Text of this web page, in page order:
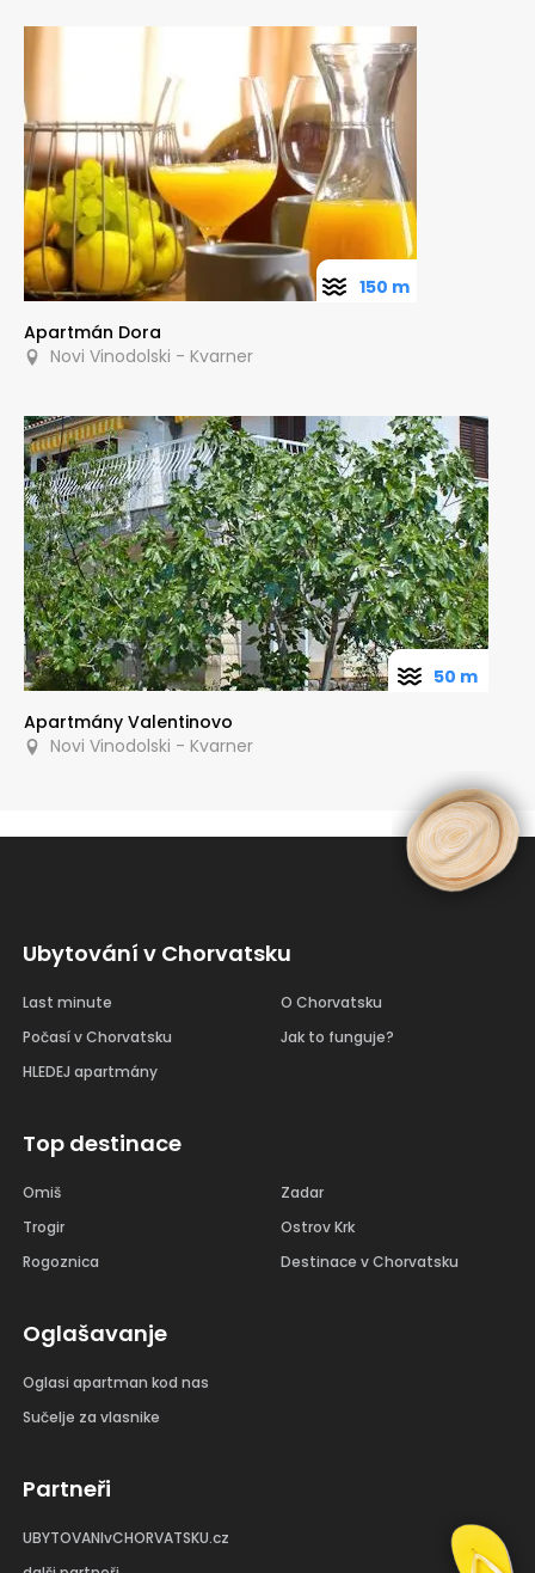
Apartmán Dora
Novi Vinodolski - Kvarner
150 m
Apartmány Valentinovo
Novi Vinodolski - Kvarner
50 m
Ubytování v Chorvatsku
Last minute
Počasí v Chorvatsku
HLEDEJ apartmány
O Chorvatsku
Jak to funguje?
Top destinace
Omiš
Trogir
Rogoznica
Zadar
Ostrov Krk
Destinace v Chorvatsku
Oglašavanje
Oglasi apartman kod nas
Sučelje za vlasnike
Partneři
UBYTOVANIvCHORVATSKU.cz